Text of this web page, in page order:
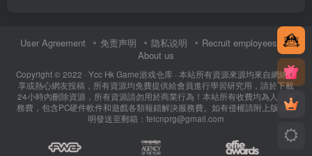
User Agreement 免责声明 隐私说明
Recruit employees
About us
Copyright © 2022 · Ycc Hk Game游戏仓库 · 本站所有資源來源均來自網絡分
享或熱心網友投稿，所有資源均免費提供給會員進行學習研究用，請於下載
24小時內刪除資源，所有資源請勿用於商業行為！本站所有收費均為人工服
務費，包含PC硬件軟件和遊戲各類報錯解決服務費。如有侵權請附上版權證
明發送至郵箱：feicnprg@gmail.com